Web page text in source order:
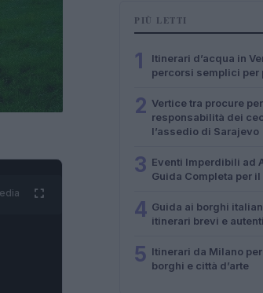
PIÙ LETTI
1
Itinerari d’acqua in
percorsi semplici per
2 Vertice tra procure
responsabilità dei
l’assedio di Sarajevo
3 Eventi Imperdibili ad
Guida Completa per
4 Guida ai borghi
itinerari brevi e
5 Itinerari da Milano
borghi e città d’arte